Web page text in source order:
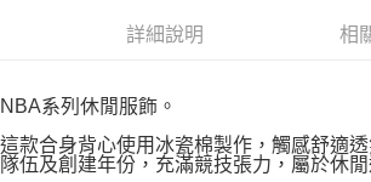
詳細說明 相
NBA系列休閒服飾。
這款合身背心使用冰瓷棉製作，觸感舒適
隊伍及創建年份，充滿競技張力，屬於休